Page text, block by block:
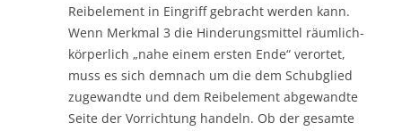
Reibelement in Eingriff gebracht werden kann.
Wenn Merkmal 3 die Hinderungsmittel räumlich-
körperlich „nahe einem ersten Ende“ verortet,
muss es sich demnach um die dem Schubglied
zugewandte und dem Reibelement abgewandte
Seite der Vorrichtung handeln. Ob der gesamte